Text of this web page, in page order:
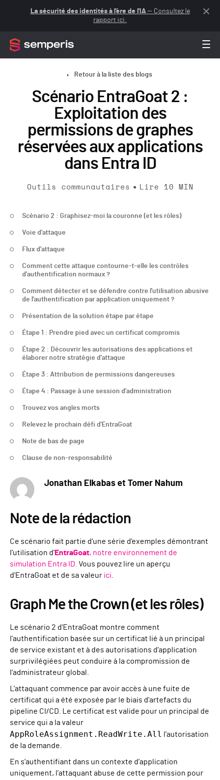
La sécurité des identités à l'ère de l'IA— Consultez le
rapport ici.
Retour à la liste des blogs
Scénario EntraGoat 2 :
Exploitation des
permissions de graphes
réservées aux applications
dans Entra ID
Outils communautaires Lire 10 MIN
Scénario 2 : Graphisez-moi la couronne (et les rôles)
Voie d'attaque
Flux d'attaque
Comment cette attaque contourne-t-elle les contrôles
d'authentification normaux ?
Comment détecter et se défendre contre l'utilisation abusive
de l'authentification par application uniquement ?
Présentation de la solution étape par étape
Étape 1 : Prendre pied avec un certificat compromis
Étape 2 : Découvrir les autorisations des applications et
élaborer notre stratégie d'attaque
Étape 3 : Attribution de permissions dangereuses
Étape 4 : Passage à une session d'administration
Trouvez vos angles morts
Relevez le prochain défi d'EntraGoat
Note de bas de page
Clause de non-responsabilité
Jonathan Elkabas et Tomer Nahum
Note de la rédaction
Ce scénario fait partie d'une série d'exemples démontrant
l'utilisation d'EntraGoat, notre environnement de
simulation Entra ID. Vous pouvez lire un aperçu
d'EntraGoat et de sa valeur ici
Graph Me the Crown (et les rôles)
Le scénario 2 d'EntraGoat montre comment
l'authentification basée sur un certificat lié à un principal
de service existant et à des autorisations d'application
surprivilégiées peut conduire à la compromission de
l'administrateur global.
L'attaquant commence par avoir accès à une fuite de
certificat qui a été exposée par le biais d'artefacts du
pipeline CI/CD. Le certificat est valide pour un principal de
service qui a la valeur
AppRoleAssignment.ReadWrite.All l'autorisation
de la demande.
En s'authentifiant dans un contexte d'application
uniquement, l'attaquant abuse de cette permission pour